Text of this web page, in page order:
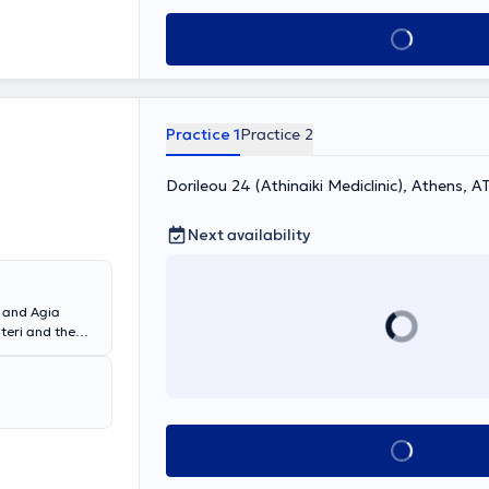
Book appointment
Agia
and the
and
venous
for
Practice 1Practice 2
Dorileou 24 (Athinaiki Mediclinic), Athens,
Next availability
Book appointment